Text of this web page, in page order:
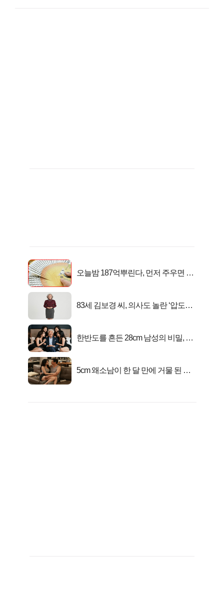
오늘밤 187억뿌린다, 먼저 주우면 최
83세 김보경 씨, 의사도 놀란 ‘압도적
한반도를 흔든 28cm 남성의 비밀, 매
5cm 왜소남이 한 달 만에 거물 된 사